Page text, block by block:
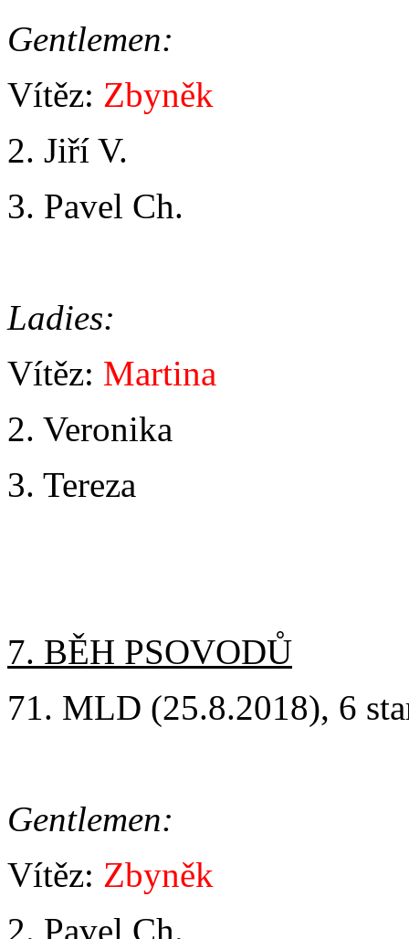
Gentlemen:
Vítěz: Zbyněk
2. Jiří V.
3. Pavel Ch.
Ladies:
Vítěz: Martina
2. Veronika
3. Tereza
7. BĚH PSOVODŮ
71. MLD (25.8.2018), 6
Gentlemen:
Vítěz: Zbyněk
2. Pavel Ch.